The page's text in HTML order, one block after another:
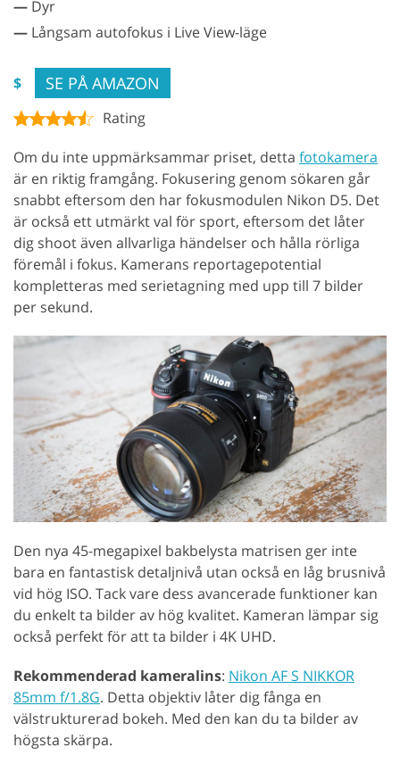
— Dyr
— Långsam autofokus i Live View-läge
$ SE PÅ AMAZON
Rating
Om du inte uppmärksammar priset, detta fotokamera
är en riktig framgång. Fokusering genom sökaren går
snabbt eftersom den har fokusmodulen Nikon D5. Det
är också ett utmärkt val för sport, eftersom det låter
dig shoot även allvarliga händelser och hålla rörliga
föremål i fokus. Kamerans reportagepotential
kompletteras med serietagning med upp till 7 bilder
per sekund.
Den nya 45-megapixel bakbelysta matrisen ger inte
bara en fantastisk detaljnivå utan också en låg brusnivå
vid hög ISO. Tack vare dess avancerade funktioner kan
du enkelt ta bilder av hög kvalitet. Kameran lämpar sig
också perfekt för att ta bilder i 4K UHD.
Rekommenderad kameralins: Nikon AF S NIKKOR
85mm f/1.8G. Detta objektiv låter dig fånga en
välstrukturerad bokeh. Med den kan du ta bilder av
högsta skärpa.